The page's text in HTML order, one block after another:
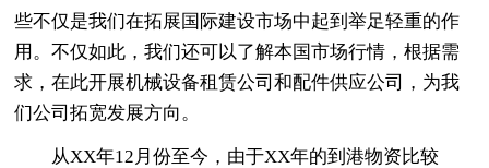
些不仅是我们在拓展国际建设市场中起到举足轻重的作
用。不仅如此，我们还可以了解本国市场行情，根据需
求，在此开展机械设备租赁公司和配件供应公司，为我
们公司拓宽发展方向。
从XX年12月份至今，由于XX年的到港物资比较